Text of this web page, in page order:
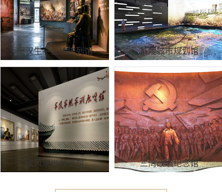
田汉生平业绩陈列馆 茶陵城市规划馆
家风家训展览馆 三湾改编纪念馆